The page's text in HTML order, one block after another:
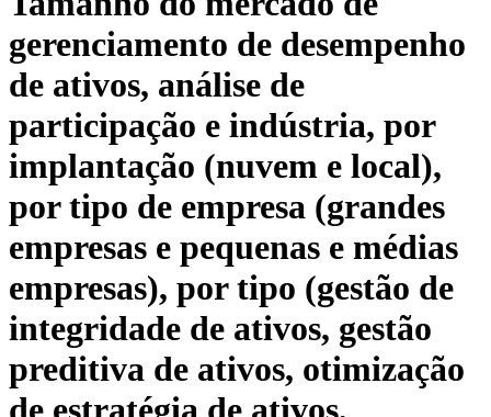
gerenciamento de desempenho
de ativos, análise de
participação e indústria, por
implantação (nuvem e local),
por tipo de empresa (grandes
empresas e pequenas e médias
empresas), por tipo (gestão de
integridade de ativos, gestão
preditiva de ativos, otimização